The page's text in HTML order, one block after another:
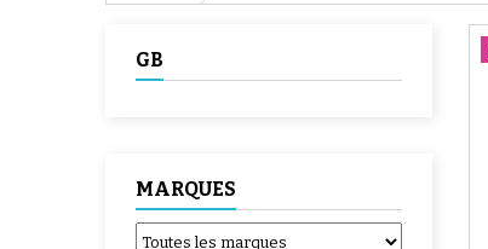
GB
MARQUES